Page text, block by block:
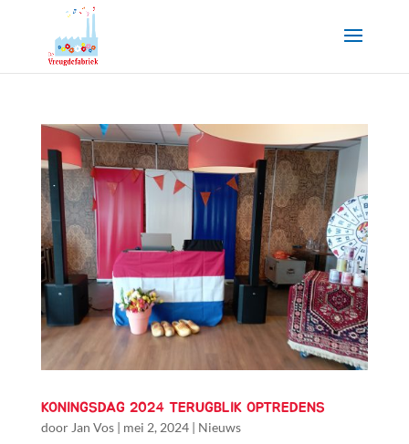
KONINGSDAG 2024 TERUGBLIK OPTREDENS
door Jan Vos| mei 2, 2024| Nieuws